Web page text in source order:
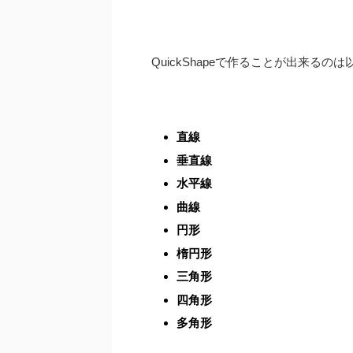
QuickShapeで作ることが出来るのは
直線
垂直線
水平線
曲線
円形
楕円形
三角形
四角形
多角形